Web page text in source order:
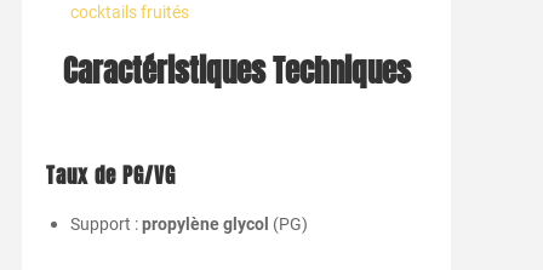
cocktails fruités
Caractéristiques Techniques
Taux de PG/VG
Support :propylène glycol (PG)